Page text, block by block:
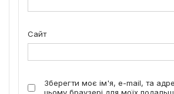
Сайт
Зберегти моє ім'я, e-mail, та